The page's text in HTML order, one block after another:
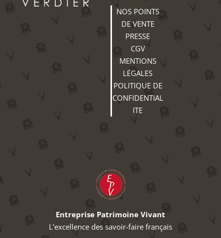
NOS POINTS
DE VENTE
PRESSE
CGV
MENTIONS
LÉGALES
POLITIQUE DE
CONFIDENTIAL
ITE
Entreprise Patrimoine Vivant
L’excellence des savoir-faire français